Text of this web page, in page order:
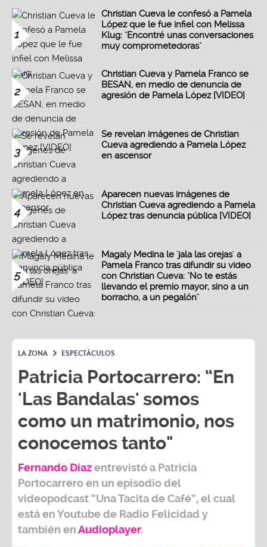
1
Christian Cueva le confesó a Pamela
López que le fue infiel con Melissa
Klug: "Encontré unas conversaciones
muy comprometedoras"
2
Christian Cueva y Pamela Franco se
BESAN, en medio de denuncia de
agresión de Pamela López [VIDEO]
3
Se revelan imágenes de Christian
Cueva agrediendo a Pamela López
en ascensor
4
Aparecen nuevas imágenes de
Christian Cueva agrediendo a Pamela
López tras denuncia pública [VIDEO]
5
Magaly Medina le 'jala las orejas' a
Pamela Franco tras difundir su video
con Christian Cueva: "No te estás
llevando el premio mayor, sino a un
borracho, a un pegalón"
LA ZONA ESPECTÁCULOS
Patricia Portocarrero: “En
'Las Bandalas' somos
como un matrimonio, nos
conocemos tanto"
Fernando Díazentrevistó a Patricia
Portocarreroen un episodio del
videopodcast “Una Tacita de Café”, el cual
está en Youtube de Radio Felicidad y
también enAudioplayer.